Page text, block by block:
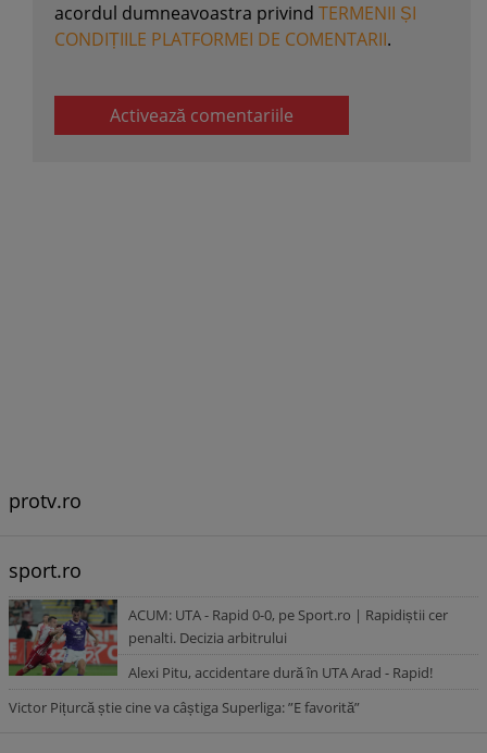
acordul dumneavoastra privind TERMENII ȘI
CONDIȚIILE PLATFORMEI DE COMENTARII.
Activează comentariile
protv.ro
sport.ro
ACUM: UTA - Rapid 0-0, pe Sport.ro | Rapidiștii cer
penalti. Decizia arbitrului
Alexi Pitu, accidentare dură în UTA Arad - Rapid!
Victor Pițurcă știe cine va câștiga Superliga: ”E favorită”